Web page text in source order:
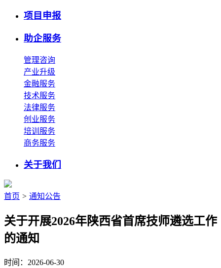
项目申报
助企服务
管理咨询
产业升级
金融服务
技术服务
法律服务
创业服务
培训服务
商务服务
关于我们
首页 > 通知公告
关于开展2026年陕西省首席技师遴选工作
的通知
时间：2026-06-30